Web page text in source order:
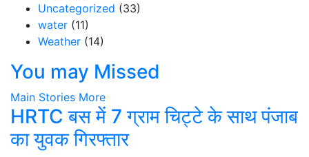
Uncategorized (33)
water (11)
Weather (14)
You may Missed
Main Stories More
HRTC बस में 7 ग्राम चिट्टे के साथ पंजाब
का युवक गिरफ्तार